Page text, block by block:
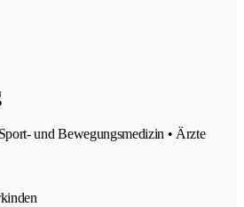
und Bewegungsmedizin • Ärzte